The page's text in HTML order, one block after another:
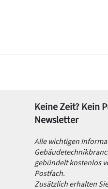
Keine Zeit? Kein
Newsletter
Alle wichtigen
gebündelt kostenlos
Postfach.
Zusätzlich erhalten